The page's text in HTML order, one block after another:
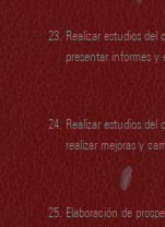
Realizar estudios
presentar informes y
Realizar estudios
realizar mejoras y
Elaboración de